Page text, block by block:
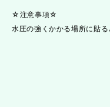
☆注意事項☆
水圧の強くかかる場所に貼る